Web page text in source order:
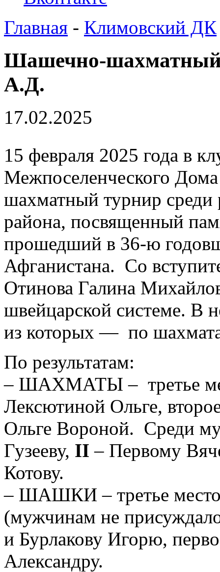
Главная - Климовский ДК
Шашечно-шахматный
А.Д.
17.02.2025
15 февраля 2025 года в
Межпоселенческого
шахматный турнир среди
района, посвященный
прошедший в 36-ю
Афганистана. Со
Отинова Галина
швейцарской системе. В
из которых — по
По результатам:
– ШАХМАТЫ – третье
Лексютиной Ольге,
Ольге Вороной. Среди
Гузееву, II – Первому
Котову.
– ШАШКИ – третье место
(мужчинам не
и Бурлакову Игорю,
Александру.